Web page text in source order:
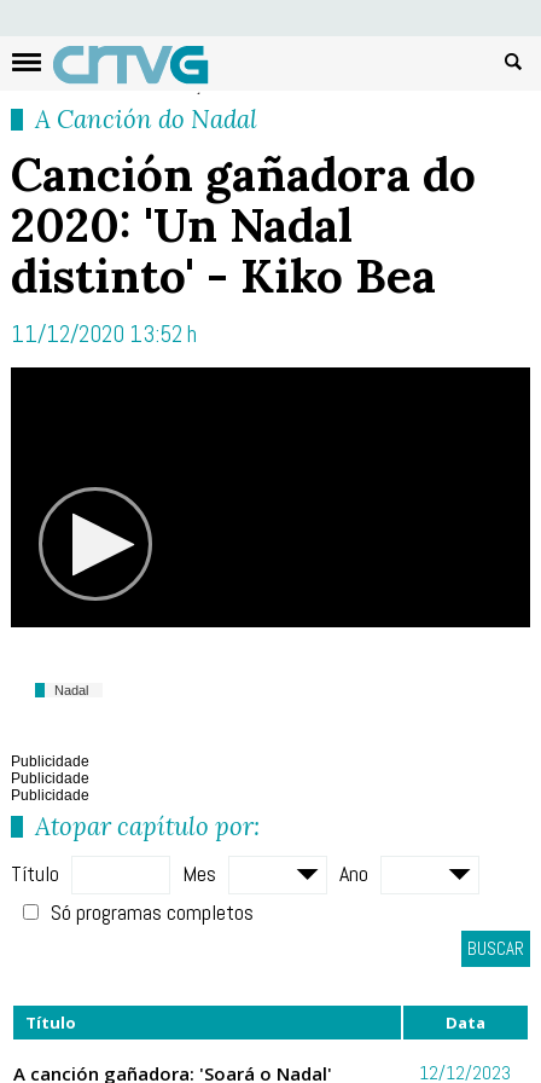
A Canción do Nadal
Canción gañadora do
2020: 'Un Nadal
distinto' - Kiko Bea
11/12/2020 13:52 h
Nadal
Publicidade
Publicidade
Publicidade
Atopar capítulo por:
Título Mes
Ano
Só programas completos
BUSCAR
Título Data
A canción gañadora: 'Soará o Nadal' 12/12/2023